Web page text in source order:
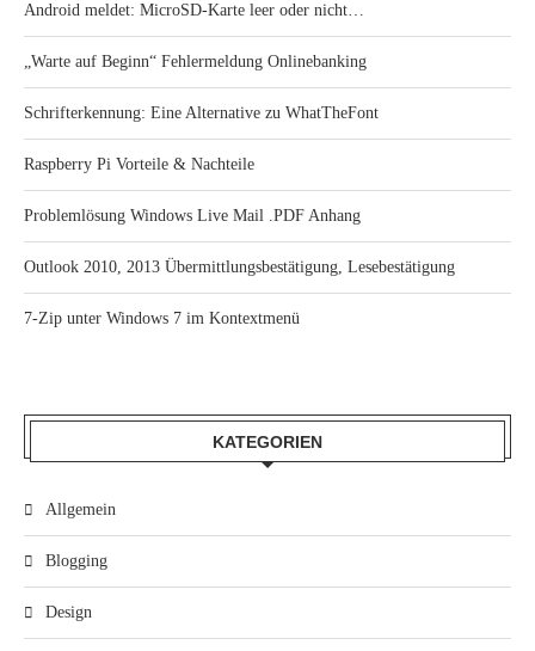
Android meldet: MicroSD-Karte leer oder nicht…
„Warte auf Beginn“ Fehlermeldung Onlinebanking
Schrifterkennung: Eine Alternative zu WhatTheFont
Raspberry Pi Vorteile & Nachteile
Problemlösung Windows Live Mail .PDF Anhang
Outlook 2010, 2013 Übermittlungsbestätigung, Lesebestätigung
7-Zip unter Windows 7 im Kontextmenü
KATEGORIEN
Allgemein
Blogging
Design